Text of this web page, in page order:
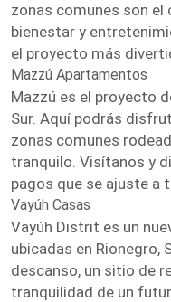
zonas comunes son el
bienestar y
el proyecto más
Mazzú Apartamentos
Mazzú es el proyecto
Sur. Aquí podrás
zonas comunes
tranquilo. Visítanos y
pagos que se ajuste a
Vayúh Casas
Vayúh Distrit es un
ubicadas en Rionegro,
descanso, un sitio de
tranquilidad de un